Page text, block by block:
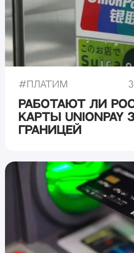
# Платим
Работают ли
карты UnionPay
границей